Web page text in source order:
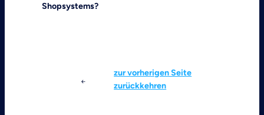
Shopsystems?
zur vorherigen Seite
zurückkehren